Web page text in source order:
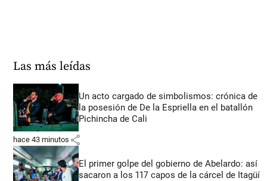
Las más leídas
Un acto cargado de simbolismos: crónica de
la posesión de De la Espriella en el batallón
Pichincha de Cali
hace 43 minutos share
El primer golpe del gobierno de Abelardo: así
sacaron a los 117 capos de la cárcel de Itagüí